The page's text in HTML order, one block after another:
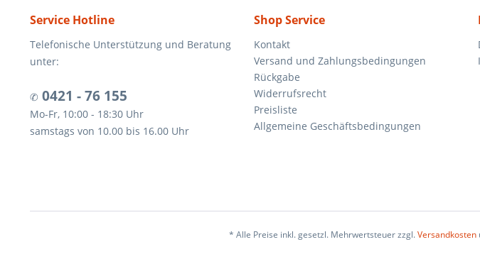
Service Hotline
Telefonische Unterstützung und Beratung
unter:
✆ 0421 - 76 155
Mo-Fr, 10:00 - 18:30 Uhr
samstags von 10.00 bis 16.00 Uhr
Shop Service
Kontakt
Versand und Zahlungsbedingungen
Rückgabe
Widerrufsrecht
Preisliste
Allgemeine Geschäftsbedingungen
* Alle Preise inkl. gesetzl. Mehrwertsteuer zzgl.Versandkosten